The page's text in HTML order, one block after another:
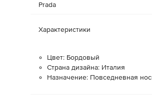
Prada
Характеристики
Цвет: Бордовый
Страна дизайна: Италия
Назначение: Повседневная